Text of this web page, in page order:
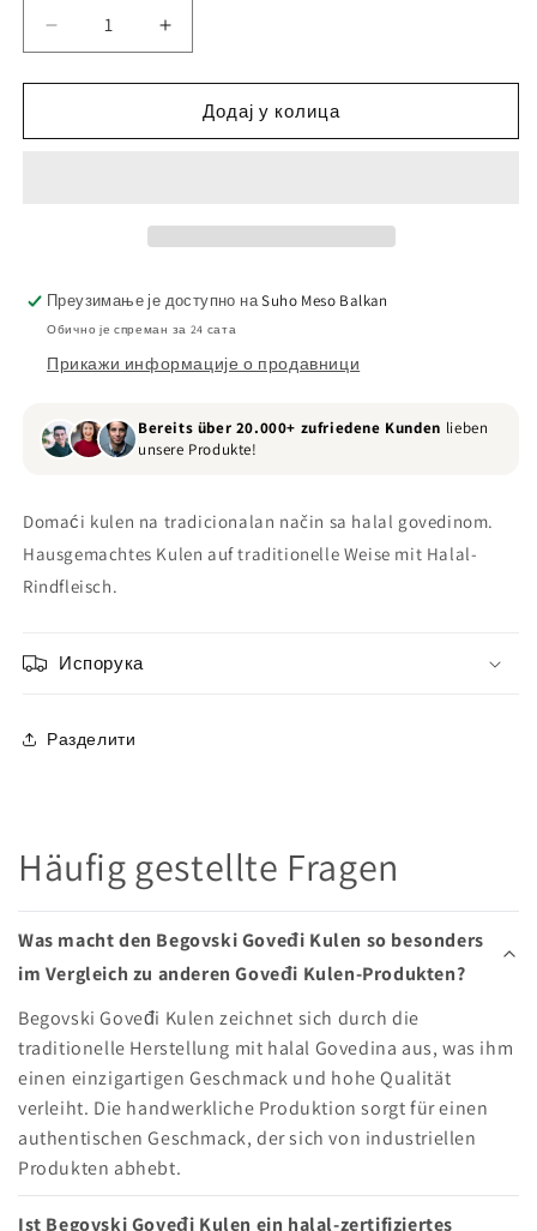
Смањите
количину
за
Goveđi
Повећајте
количину
за
Begovski
Goveđi
Додај у колица
Преузимање је доступно наSuho Meso Balkan
Обично је спреман за 24 сата
Прикажи информације о продавници
Bereits über 20.000+ zufriedene Kunden lieben
unsere Produkte!
Domaći kulen na tradicionalan način sa halal govedinom.
Hausgemachtes Kulen auf traditionelle Weise mit Halal-
Rindfleisch.
Испорука
Разделити
Häufig gestellte Fragen
Was macht den Begovski Goveđi Kulen so besonders
im Vergleich zu anderen Goveđi Kulen-Produkten?
Begovski Goveđi Kulen zeichnet sich durch die
traditionelle Herstellung mit halal Govedina aus, was ihm
einen einzigartigen Geschmack und hohe Qualität
verleiht. Die handwerkliche Produktion sorgt für einen
authentischen Geschmack, der sich von industriellen
Produkten abhebt.
Ist Begovski Goveđi Kulen ein halal-zertifiziertes